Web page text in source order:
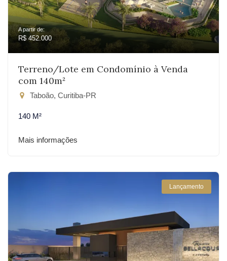
A partir de:
R$ 452.000
Terreno/Lote em Condomínio à Venda
com 140m²
Taboão, Curitiba-PR
140 M²
Mais informações
Lançamento